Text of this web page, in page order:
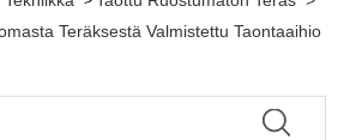
Teräksestä Valmistettu Taontaaihio